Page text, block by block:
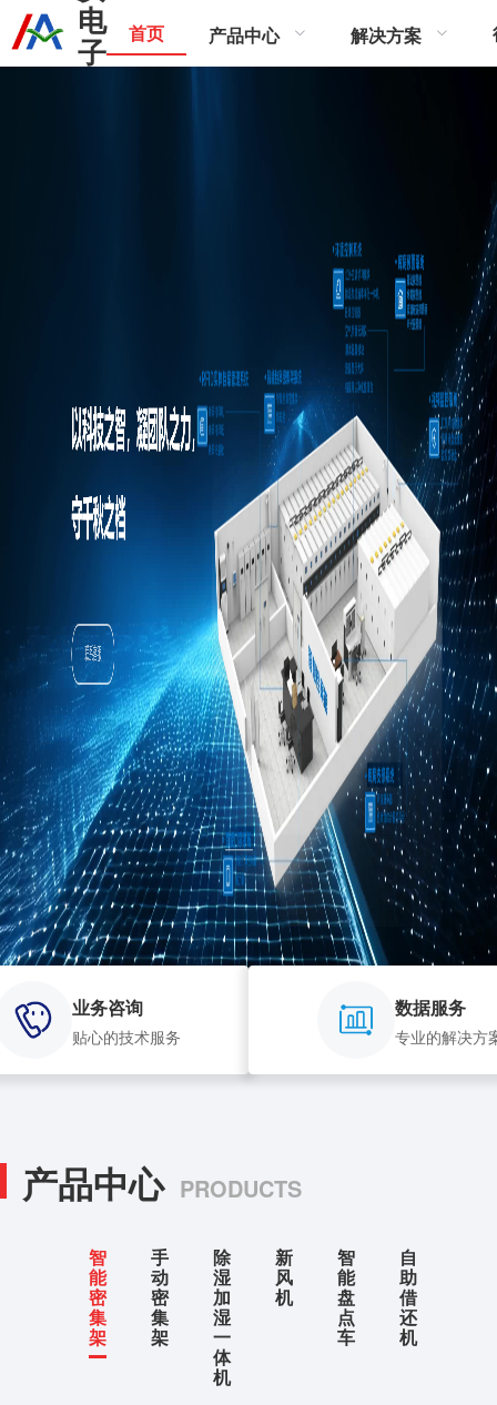
电
子 首页 产品中心 解决方案
业务咨询
贴心的技术服务
数据服务
专业的解决方
产品中心 PRODUCTS
智
能
密
集
架
手
动
密
集
架
除
湿
加
湿
一
体
机
新
风
机
智
能
盘
点
车
自
助
借
还
机